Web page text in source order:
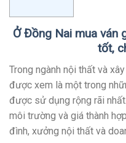
Ở Đồng Nai mua ván
tốt,
Trong ngành nội thất và
được xem là một trong
được sử dụng rộng rãi
môi trường và giá thành
đình, xưởng nội thất và